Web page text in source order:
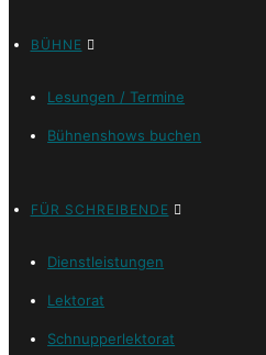
BÜHNE
Lesungen / Termine
Bühnenshows buchen
FÜR SCHREIBENDE
Dienstleistungen
Lektorat
Schnupperlektorat